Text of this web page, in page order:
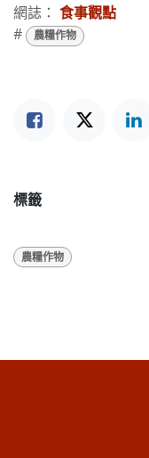
網誌： 食事觀點
#
農糧作物
標籤
農糧作物